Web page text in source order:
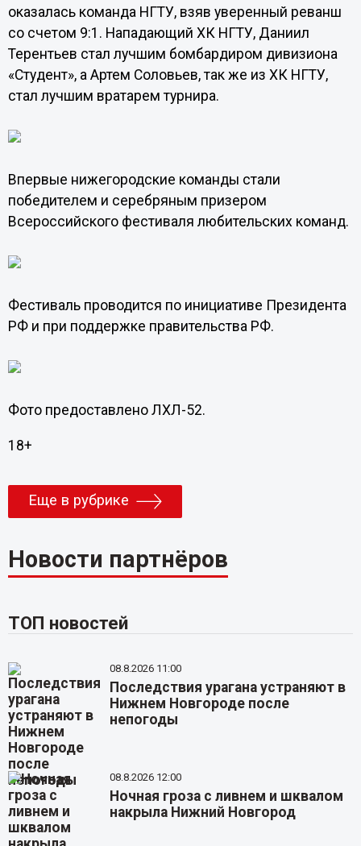
оказалась команда НГТУ, взяв уверенный реванш
со счетом 9:1. Нападающий ХК НГТУ, Даниил
Терентьев стал лучшим бомбардиром дивизиона
«Студент», а Артем Соловьев, так же из ХК НГТУ,
стал лучшим вратарем турнира.
Впервые нижегородские команды стали
победителем и серебряным призером
Всероссийского фестиваля любительских команд.
Фестиваль проводится по инициативе Президента
РФ и при поддержке правительства РФ.
Фото предоставлено ЛХЛ-52.
18+
Еще в рубрике
Новости партнёров
ТОП новостей
08.8.2026 11:00
Последствия урагана устраняют в
Нижнем Новгороде после
непогоды
08.8.2026 12:00
Ночная гроза с ливнем и шквалом
накрыла Нижний Новгород